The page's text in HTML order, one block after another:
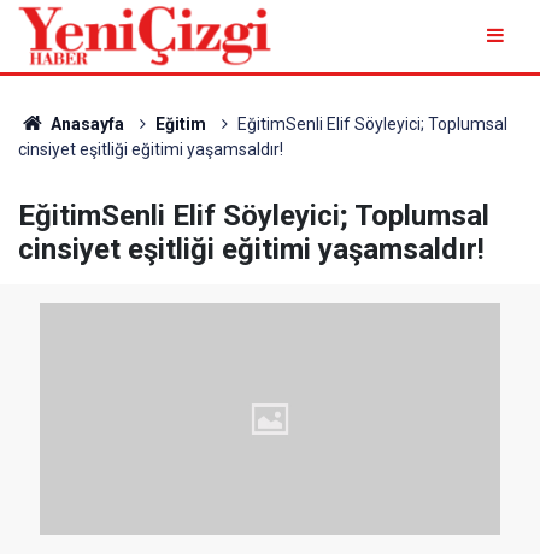
Anasayfa Eğitim
EğitimSenli Elif Söyleyici; Toplumsal
cinsiyet eşitliği eğitimi yaşamsaldır!
EğitimSenli Elif Söyleyici; Toplumsal
cinsiyet eşitliği eğitimi yaşamsaldır!